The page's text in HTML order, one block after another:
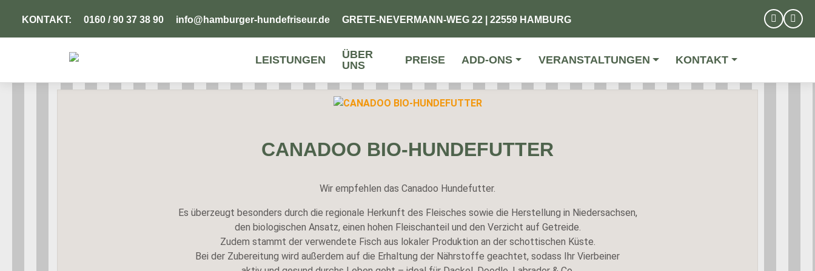
KONTAKT: 0160 / 90 37 38 90 info@hamburger-hundefriseur.de GRETE-NEVERMANN-WEG 22 | 22559 HAMBURG
LEISTUNGEN
ÜBER
UNS
PREISE ADD-ONS VERANSTALTUNGEN KONTAKT
CANADOO BIO-HUNDEFUTTER
Wir empfehlen das Canadoo Hundefutter.
Es überzeugt besonders durch die regionale Herkunft des Fleisches sowie die Herstellung in Niedersachsen,
den biologischen Ansatz, einen hohen Fleischanteil und den Verzicht auf Getreide.
Zudem stammt der verwendete Fisch aus lokaler Produktion an der schottischen Küste.
Bei der Zubereitung wird außerdem auf die Erhaltung der Nährstoffe geachtet, sodass Ihr Vierbeiner